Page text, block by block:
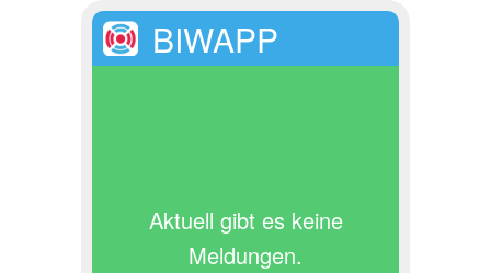
BIWAPP
Aktuell gibt es keine
Meldungen.